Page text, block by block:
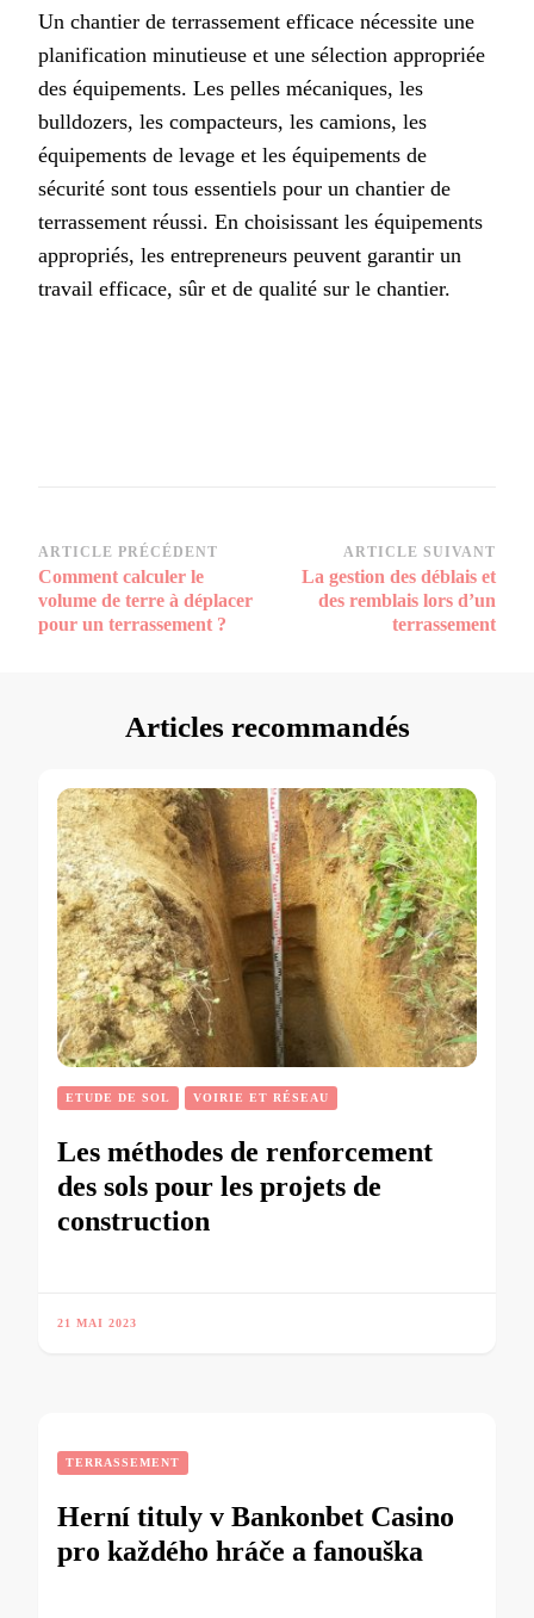
Un chantier de terrassement efficace nécessite une
planification minutieuse et une sélection appropriée
des équipements. Les pelles mécaniques, les
bulldozers, les compacteurs, les camions, les
équipements de levage et les équipements de
sécurité sont tous essentiels pour un chantier de
terrassement réussi. En choisissant les équipements
appropriés, les entrepreneurs peuvent garantir un
travail efficace, sûr et de qualité sur le chantier.
Navigation
d’article
ARTICLE PRÉCÉDENT
Comment calculer le
volume de terre à déplacer
pour un terrassement ?
ARTICLE SUIVANT
La gestion des déblais et
des remblais lors d’un
terrassement
Articles recommandés
ETUDE DE SOL VOIRIE ET RÉSEAU
Les méthodes de renforcement
des sols pour les projets de
construction
21 MAI 2023
TERRASSEMENT
Herní tituly v Bankonbet Casino
pro každého hráče a fanouška